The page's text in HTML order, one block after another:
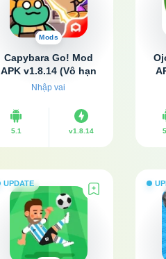
Mods
Capybara Go! Mod
APK v1.8.14 (Vô hạn
tiền)
Nhập vai
5.1 v1.8.14
UPDATE